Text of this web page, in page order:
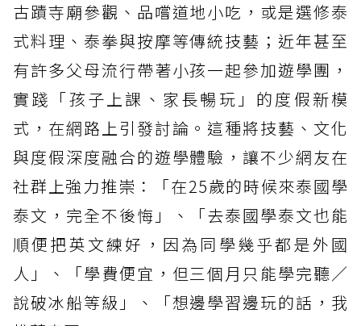
古蹟寺廟參觀、品嚐道地小吃，或是選修泰
式料理、泰拳與按摩等傳統技藝；近年甚至
有許多父母流行帶著小孩一起參加遊學團，
實踐「孩子上課、家長暢玩」的度假新模
式，在網路上引發討論。這種將技藝、文化
與度假深度融合的遊學體驗，讓不少網友在
社群上強力推崇：「在25歲的時候來泰國學
泰文，完全不後悔」、「去泰國學泰文也能
順便把英文練好，因為同學幾乎都是外國
人」、「學費便宜，但三個月只能學完聽／
說破冰船等級」、「想邊學習邊玩的話，我